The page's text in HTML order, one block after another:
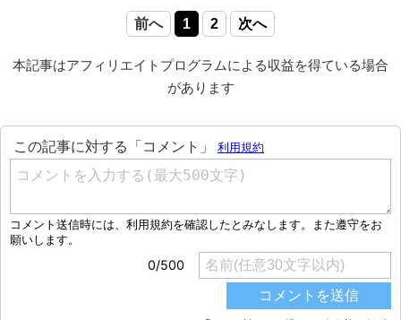
前へ 1 2 次へ
本記事はアフィリエイトプログラムによる収益を得ている場合
があります